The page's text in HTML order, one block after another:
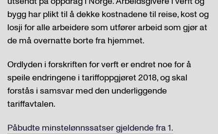
bygg har plikt til å dekke kostnadene til reise, kost og
losji for alle arbeidere som utfører arbeid som gjør at
de må overnatte borte fra hjemmet.
Ordlyden i forskriften for verft er endret noe for å
speile endringene i tariffoppgjøret 2018, og skal
forstås i samsvar med den underliggende
tariffavtalen.
Påbudte minstelønnssatser gjeldende fra 1.